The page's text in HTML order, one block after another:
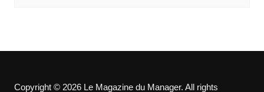
Copyright © 2026 Le Magazine du Manager. All rights